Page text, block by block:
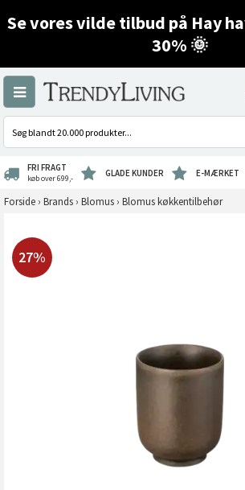
Se vores vilde tilbud på Hay
30% 🌞
FRI FRAGT
køb over 699,- GLADE KUNDER E-MÆRKET
Forside › Brands › Blomus › Blomus køkkentilbehør
27%